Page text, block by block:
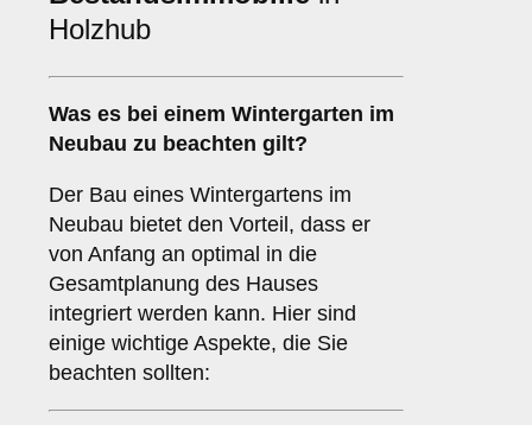
Holzhub
Was es bei einem Wintergarten im
Neubau zu beachten gilt?
Der Bau eines Wintergartens im
Neubau bietet den Vorteil, dass er
von Anfang an optimal in die
Gesamtplanung des Hauses
integriert werden kann. Hier sind
einige wichtige Aspekte, die Sie
beachten sollten: